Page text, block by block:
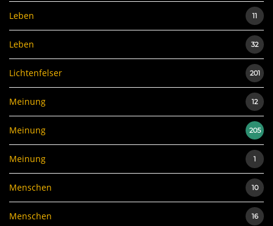
Leben 11
Leben 32
Lichtenfelser 201
Meinung 12
Meinung 205
Meinung 1
Menschen 10
Menschen 16